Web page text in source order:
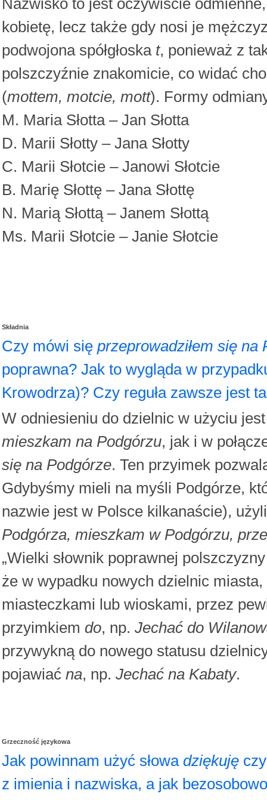
kobietę, lecz także gdy nosi je
podwojona spółgłoska t, ponieważ z
polszczyźnie znakomicie, co widać
(mottem, motcie, mott). Formy
M. Maria Słotta – Jan Słotta
D. Marii Słotty – Jana Słotty
C. Marii Słotcie – Janowi Słotcie
B. Marię Słottę – Jana Słottę
N. Marią Słottą – Janem Słottą
Ms. Marii Słotcie – Janie Słotcie
Składnia
Czy mówi się przeprowadziłem się na
poprawna? Jak to wygląda w
Krowodrza)? Czy reguła zawsze jest
W odniesieniu do dzielnic w użyciu
mieszkam na Podgórzu, jak i w
się na Podgórze. Ten przyimek
Gdybyśmy mieli na myśli Podgórze,
nazwie jest w Polsce kilkanaście),
Podgórza, mieszkam w Podgórzu,
„Wielki słownik poprawnej
że w wypadku nowych dzielnic
miasteczkami lub wioskami, przez
przyimkiem do, np. Jechać do
przywykną do nowego statusu
pojawiać na, np. Jechać na Kabaty.
Grzeczność językowa
Jak powinnam użyć słowa dziękuję
z imienia i nazwiska, a jak